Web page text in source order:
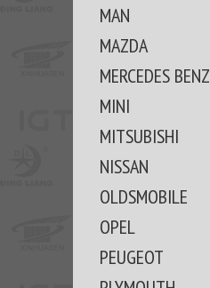
MAN
MAZDA
MERCEDES BENZ
MINI
MITSUBISHI
NISSAN
OLDSMOBILE
OPEL
PEUGEOT